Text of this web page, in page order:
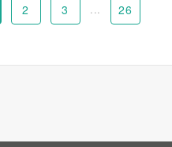
2 3 ... 26